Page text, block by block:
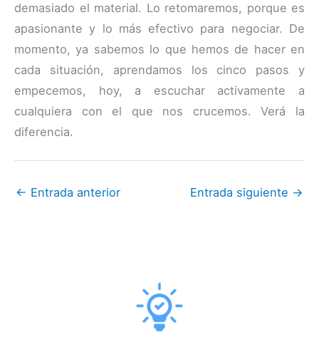
demasiado el material. Lo retomaremos, porque es
apasionante y lo más efectivo para negociar. De
momento, ya sabemos lo que hemos de hacer en
cada situación, aprendamos los cinco pasos y
empecemos, hoy, a escuchar activamente a
cualquiera con el que nos crucemos. Verá la
diferencia.
← Entrada anterior Entrada siguiente →